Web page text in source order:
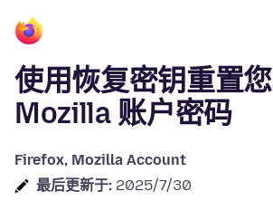
使用恢复密钥重置
Mozilla 账户密码
Firefox, Mozilla Account
最后更新于: 2025/7/30